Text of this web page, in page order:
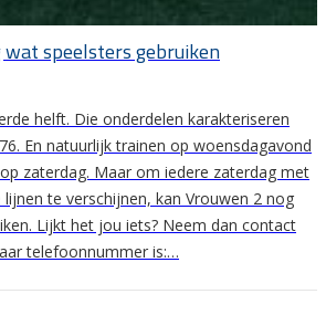
wat speelsters gebruiken
helft. Die onderdelen karakteriseren
En natuurlijk trainen op woensdagavond
zaterdag. Maar om iedere zaterdag met
te verschijnen, kan Vrouwen 2 nog
Lijkt het jou iets? Neem dan contact
telefoonnummer is:…